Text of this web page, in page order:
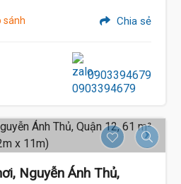
sánh Chia sẻ
0903394679
Nguyễn Ánh Thủ,